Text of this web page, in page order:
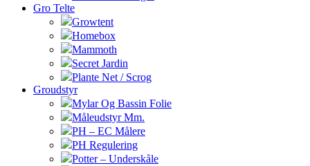
Gro Telte
Growtent
Homebox
Mammoth
Secret Jardin
Plante Net / Scrog
Groudstyr
Mylar Og Bassin Folie
Måleudstyr Mm.
PH – EC Målere
PH Regulering
Potter – Underskåle